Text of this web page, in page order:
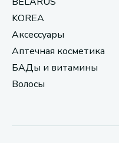
KOREA
Аксессуары
Аптечная косметика
БАДы и витамины
Волосы